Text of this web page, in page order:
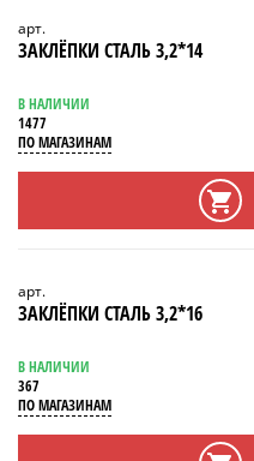
арт.
ЗАКЛЁПКИ СТАЛЬ 3,2*14
В НАЛИЧИИ
1477
ПО МАГАЗИНАМ
арт.
ЗАКЛЁПКИ СТАЛЬ 3,2*16
В НАЛИЧИИ
367
ПО МАГАЗИНАМ